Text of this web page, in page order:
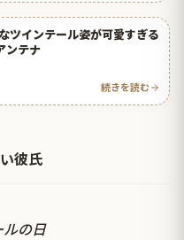
ツインテール姿が可愛すぎる
ンテナ
続きを読む
彼氏
の日